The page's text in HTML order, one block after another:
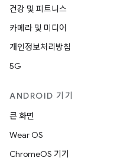
건강 및 피트니스
카메라 및 미디어
개인정보처리방침
5G
ANDROID 기기
큰 화면
Wear OS
ChromeOS 기기